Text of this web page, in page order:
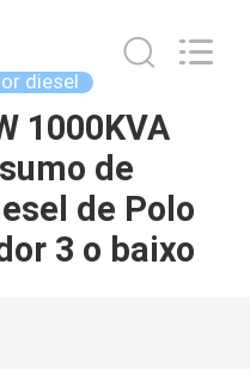
diesel
1000KVA
de
de Polo
3 o baixo